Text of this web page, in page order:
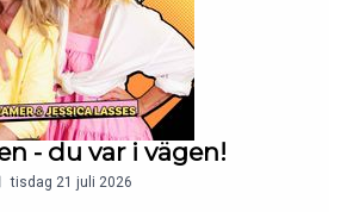
- du var i vägen!
tisdag 21 juli 2026